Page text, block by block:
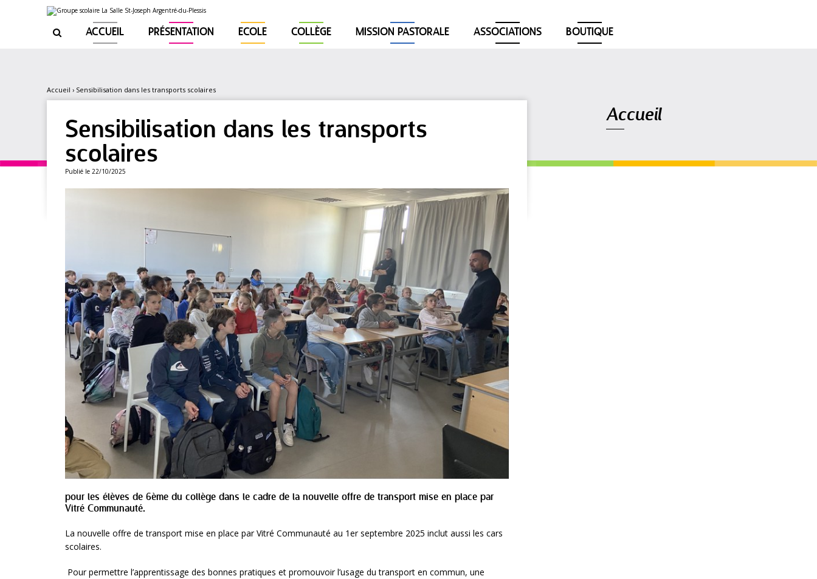
 ACCUEIL PRÉSENTATION ECOLE COLLÈGE MISSION PASTORALE ASSOCIATIONS BOUTIQUE
Accueil › Sensibilisation dans les transports scolaires
Sensibilisation dans les transports
scolaires
Publié le 22/10/2025
pour les élèves de 6ème du collège dans le cadre de la nouvelle offre de transport mise en place par
Vitré Communauté.
La nouvelle offre de transport mise en place par Vitré Communauté au 1er septembre 2025 inclut aussi les cars
scolaires.
Pour permettre l’apprentissage des bonnes pratiques et promouvoir l’usage du transport en commun, une
Accueil